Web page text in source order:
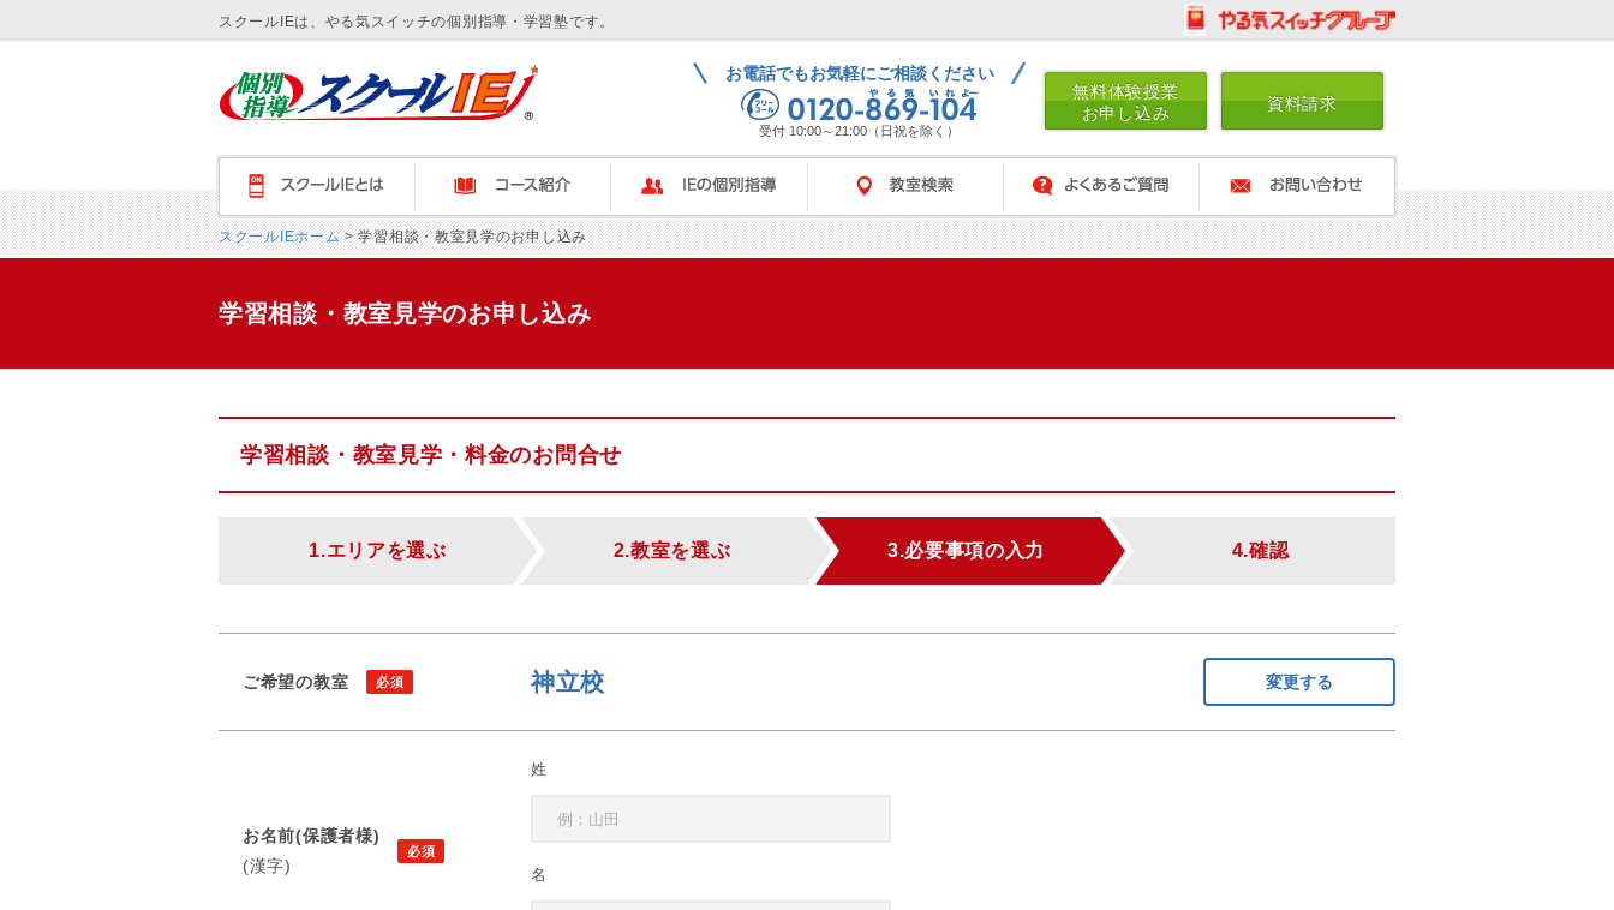
スクールIEは、やる気スイッチの個別指導・学習塾です。
お電話でもお気軽にご相談ください
受付 10:00～21:00（日祝を除く）
無料体験授業
お申し込み
資料請求
スクールＩＥとは コース紹介 IEの個別指導 教室検索 よくあるご質問 お問い合わせ
スクールIEホーム> 学習相談・教室見学のお申し込み
学習相談・教室見学のお申し込み
学習相談・教室見学・料金のお問合せ
1.エリアを選ぶ 2.教室を選ぶ 3.必要事項の入力 4.確認
ご希望の教室 神立校 変更する
お名前(保護者様)
(漢字)
姓
名